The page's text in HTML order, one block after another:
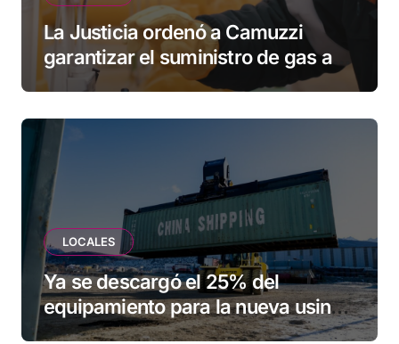
La Justicia ordenó a Camuzzi
garantizar el suministro de gas a
una familia de Tolhuin
LOCALES
Ya se descargó el 25% del
equipamiento para la nueva usina
de Ushuaia